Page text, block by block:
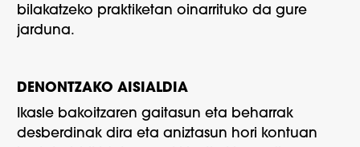
bilakatzeko praktiketan oinarrituko da gure
jarduna.
DENONTZAKO AISIALDIA
Ikasle bakoitzaren gaitasun eta beharrak
desberdinak dira eta aniztasun hori kontuan